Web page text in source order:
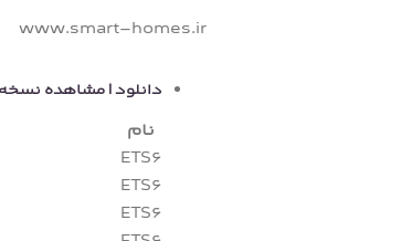
www.smart-homes.ir
دانلود | مشاهده
نام
ETS6
ETS6
ETS6